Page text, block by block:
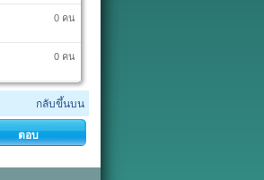
0 คน
0 คน
กลับขึ้นบน
ตอบ